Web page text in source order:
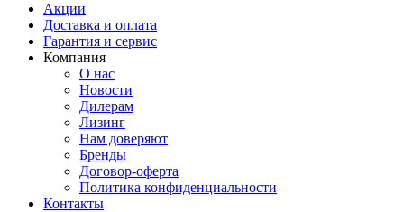
Акции
Доставка и оплата
Гарантия и сервис
Компания
О нас
Новости
Дилерам
Лизинг
Нам доверяют
Бренды
Договор-оферта
Политика конфиденциальности
Контакты